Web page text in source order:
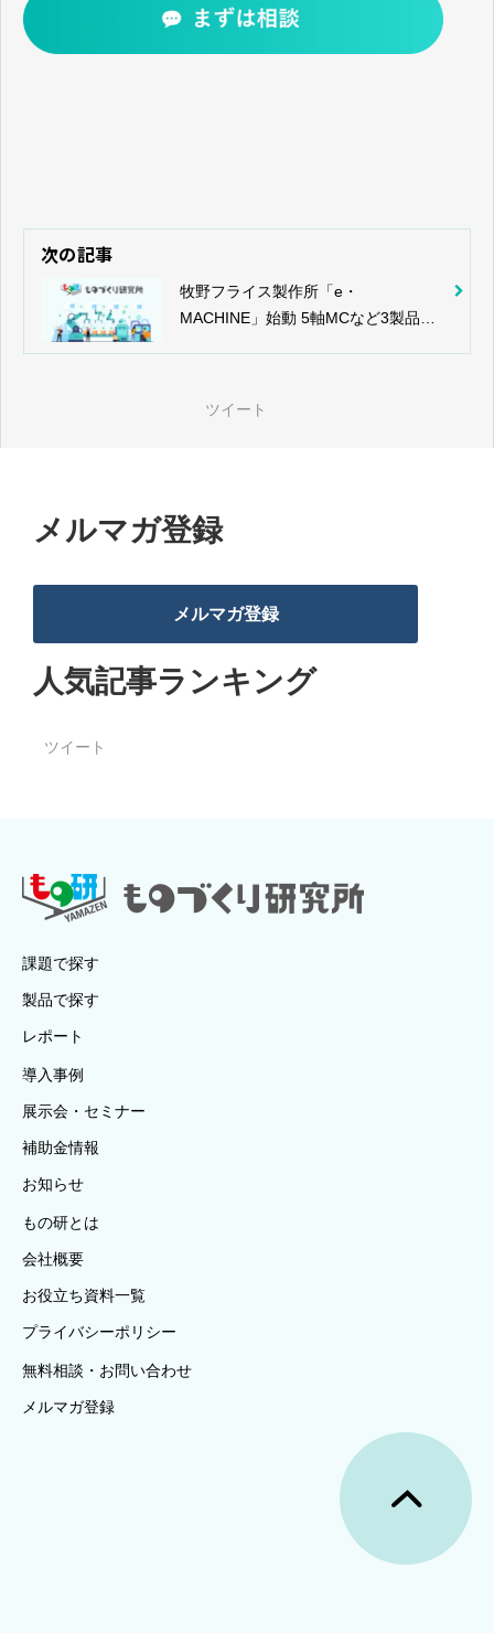
次の記事
牧野フライス製作所「e・
MACHINE」始動 5軸MCなど3製品を
ツイート
メルマガ登録
メルマガ登録
人気記事ランキング
ツイート
課題で探す
製品で探す
レポート
導入事例
展示会・セミナー
補助金情報
お知らせ
もの研とは
会社概要
お役立ち資料一覧
プライバシーポリシー
無料相談・お問い合わせ
メルマガ登録